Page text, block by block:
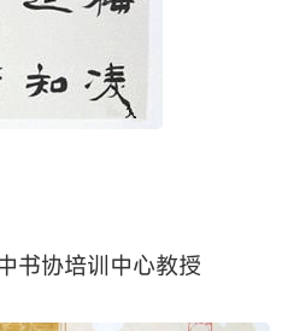
书协培训中心教授